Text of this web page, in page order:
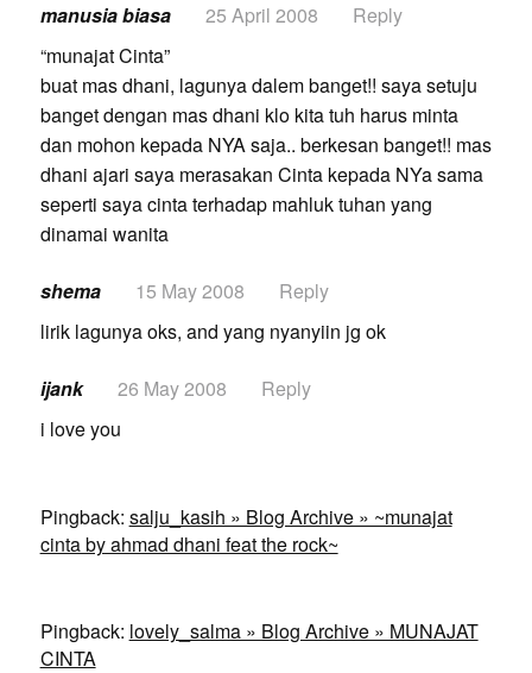
manusia biasa 25 April 2008
Reply
“munajat Cinta”
buat mas dhani, lagunya dalem banget!! saya setuju
banget dengan mas dhani klo kita tuh harus minta
dan mohon kepada NYA saja.. berkesan banget!! mas
dhani ajari saya merasakan Cinta kepada NYa sama
seperti saya cinta terhadap mahluk tuhan yang
dinamai wanita
shema 15 May 2008
Reply
lirik lagunya oks, and yang nyanyiin jg ok
ijank 26 May 2008
Reply
i love you
Pingback: salju_kasih » Blog Archive » ~munajat
cinta by ahmad dhani feat the rock~
Pingback: lovely_salma » Blog Archive » MUNAJAT
CINTA